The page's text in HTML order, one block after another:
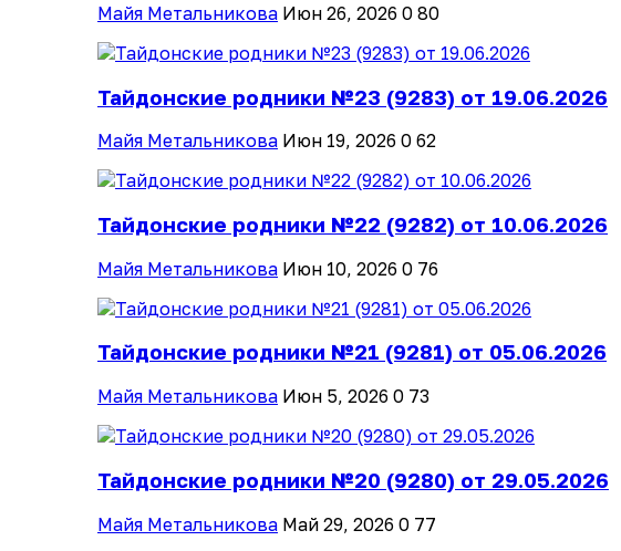
Майя Метальникова Июн 26, 2026 0 80
Тайдонские родники №23 (9283) от 19.06.2026
Майя Метальникова Июн 19, 2026 0 62
Тайдонские родники №22 (9282) от 10.06.2026
Майя Метальникова Июн 10, 2026 0 76
Тайдонские родники №21 (9281) от 05.06.2026
Майя Метальникова Июн 5, 2026 0 73
Тайдонские родники №20 (9280) от 29.05.2026
Майя Метальникова Май 29, 2026 0 77